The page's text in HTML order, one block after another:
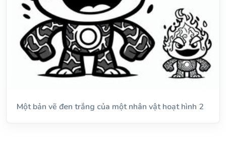
Một bản vẽ đen trắng của một nhân vật hoạt hình 2